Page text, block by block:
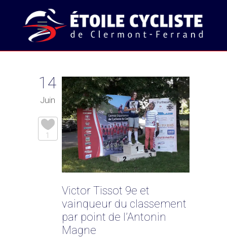
14
Juin
1
Victor Tissot 9e et
vainqueur du classement
par point de l’Antonin
Magne